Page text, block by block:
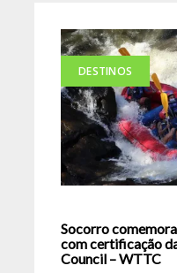
DESTINOS
Socorro
com certificação
Council – WTTC